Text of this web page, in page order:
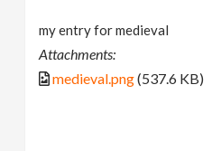
my entry for medieval
Attachments:
medieval.png(537.6 KB)